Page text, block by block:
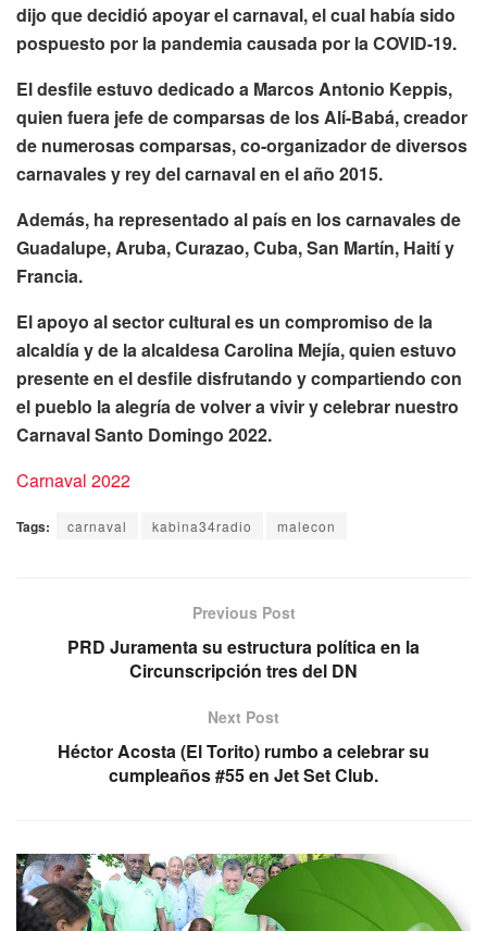
dijo que decidió apoyar el carnaval, el cual había sido
pospuesto por la pandemia causada por la COVID-19.
El desfile estuvo dedicado a Marcos Antonio Keppis,
quien fuera jefe de comparsas de los Alí-Babá, creador
de numerosas comparsas, co-organizador de diversos
carnavales y rey del carnaval en el año 2015.
Además, ha representado al país en los carnavales de
Guadalupe, Aruba, Curazao, Cuba, San Martín, Haití y
Francia.
El apoyo al sector cultural es un compromiso de la
alcaldía y de la alcaldesa Carolina Mejía, quien estuvo
presente en el desfile disfrutando y compartiendo con
el pueblo la alegría de volver a vivir y celebrar nuestro
Carnaval Santo Domingo 2022.
Carnaval 2022
Tags: carnaval kabina34radio malecon
Previous Post
PRD Juramenta su estructura política en la
Circunscripción tres del DN
Next Post
Héctor Acosta (El Torito) rumbo a celebrar su
cumpleaños #55 en Jet Set Club.